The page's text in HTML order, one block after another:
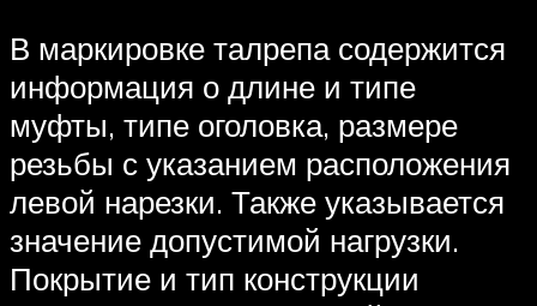
В маркировке талрепа содержится
информация о длине и типе
муфты, типе оголовка, размере
резьбы с указанием расположения
левой нарезки. Также указывается
значение допустимой нагрузки.
Покрытие и тип конструкции